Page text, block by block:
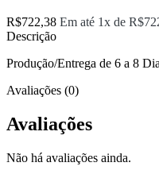
R$722,38 Em até 1x de R$
Descrição
Produção/Entrega de 6 a 8
Avaliações (0)
Avaliações
Não há avaliações ainda.